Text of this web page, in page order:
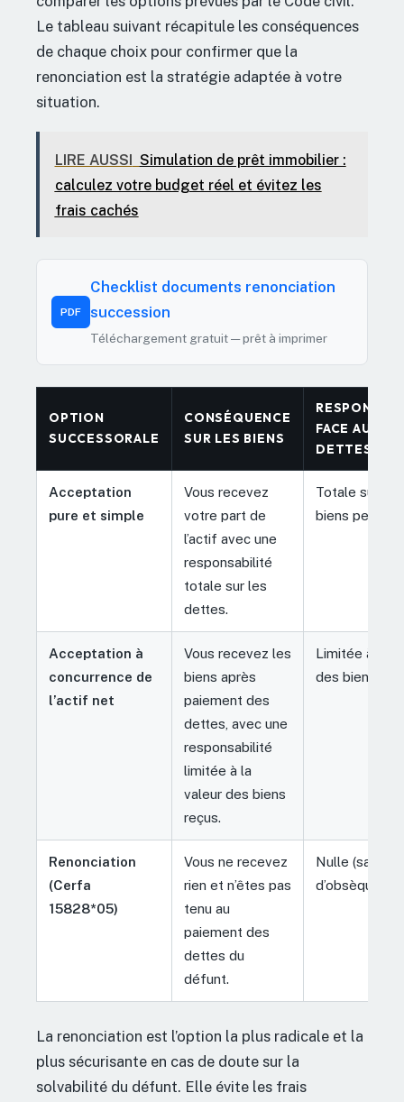
Le tableau suivant récapitule les conséquences
de chaque choix pour confirmer que la
renonciation est la stratégie adaptée à votre
situation.
LIRE AUSSI Simulation de prêt immobilier :
calculez votre budget réel et évitez les
frais cachés
PDF
Checklist documents renonciation
succession
Téléchargement gratuit — prêt à imprimer
OPTION
SUCCESSORALE
CONSÉQUENCE
SUR LES BIENS
FACE AUX
DETTES
Acceptation
pure et simple
Vous recevez
votre part de
l’actif avec une
responsabilité
totale sur les
dettes.
Totale sur vos
biens
Acceptation à
concurrence de
l’actif net
Vous recevez les
biens après
paiement des
dettes, avec une
responsabilité
limitée à la
valeur des biens
reçus.
Limitée à la
des biens
Renonciation
(Cerfa
15828*05)
Vous ne recevez
rien et n’êtes pas
tenu au
paiement des
dettes du
défunt.
Nulle (sauf
d’obsèques).
La renonciation est l’option la plus radicale et la
plus sécurisante en cas de doute sur la
solvabilité du défunt. Elle évite les frais